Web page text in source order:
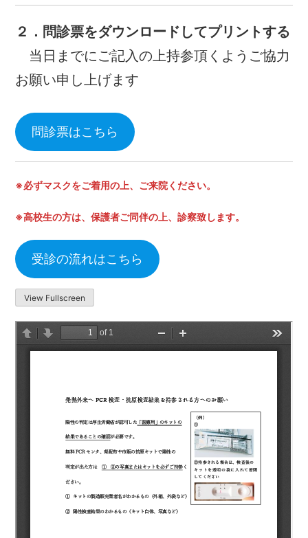
２．問診票をダウンロードしてプリントする
当日までにご記入の上持参頂くようご協力
お願い申し上げます
問診票はこちら
※必ずマスクをご着用の上、ご来院ください。
※高校生の方は、保護者ご同伴の上、診察致します。
受診の流れはこちら
View Fullscreen